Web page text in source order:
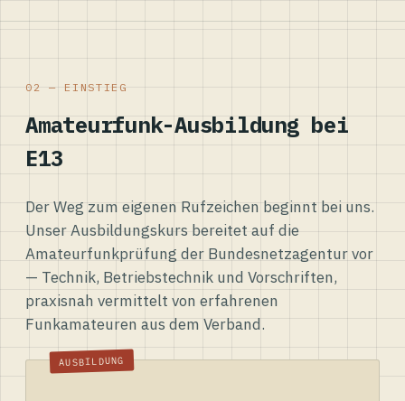
02 — EINSTIEG
Amateurfunk-Ausbildung bei
E13
Der Weg zum eigenen Rufzeichen beginnt bei uns.
Unser Ausbildungskurs bereitet auf die
Amateurfunkprüfung der Bundesnetzagentur vor
— Technik, Betriebstechnik und Vorschriften,
praxisnah vermittelt von erfahrenen
Funkamateuren aus dem Verband.